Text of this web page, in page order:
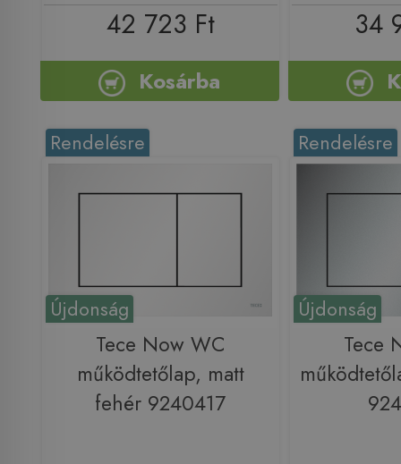
42 723 Ft
Kosárba
34
Újdonság
Rendelésre
Tece Now WC
működtetőlap, matt
fehér 9240417
Újdonság
Rendelésre
Tece